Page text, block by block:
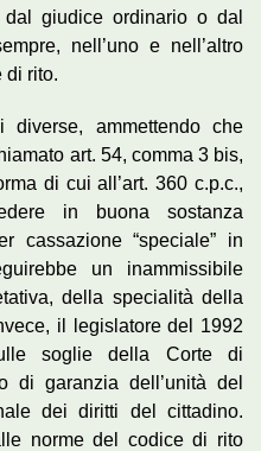
giudice ordinario o dal
nell’uno e nell’altro
di rito.
diverse, ammettendo che
art. 54, comma 3 bis,
di cui all’art. 360 c.p.c.,
in buona sostanza
cassazione “speciale” in
un inammissibile
della specialità della
il legislatore del 1992
soglie della Corte di
di garanzia dell’unità del
dei diritti del cittadino.
norme del codice di rito